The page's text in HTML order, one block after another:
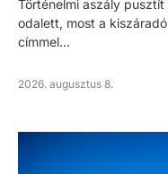
Történelmi aszály
odalett, most a
címmel…
2026. augusztus 8.